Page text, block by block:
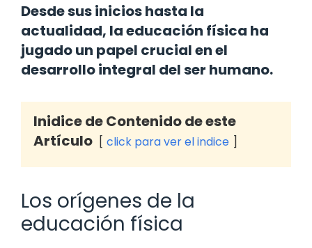
Desde sus inicios hasta la
actualidad, la educación física ha
jugado un papel crucial en el
desarrollo integral del ser humano.
Inidice de Contenido de este
Artículo
click para ver el indice
Los orígenes de la
educación física